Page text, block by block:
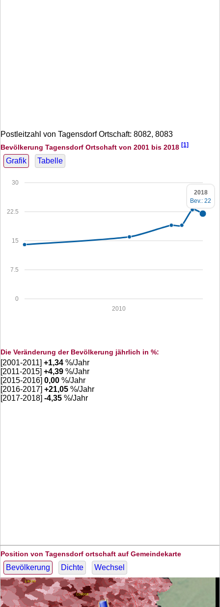
Postleitzahl von Tagensdorf Ortschaft: 8082, 8083
Bevölkerung Tagensdorf Ortschaft von 2001 bis 2018 [1]
Grafik Tabelle
0
7.5
15
22.5
30
2010
2018
Bev.: 22
Die Veränderung der Bevölkerung jährlich in %:
[2001-2011] +1,34 %/Jahr
[2011-2015] +4,39 %/Jahr
[2015-2016] 0,00 %/Jahr
[2016-2017] +21,05 %/Jahr
[2017-2018] -4,35 %/Jahr
Position von Tagensdorf ortschaft auf Gemeindekarte
Bevölkerung Dichte Wechsel